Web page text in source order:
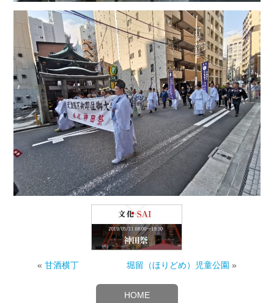
«甘酒横丁 堀留（ほりどめ）児童公園 »
HOME